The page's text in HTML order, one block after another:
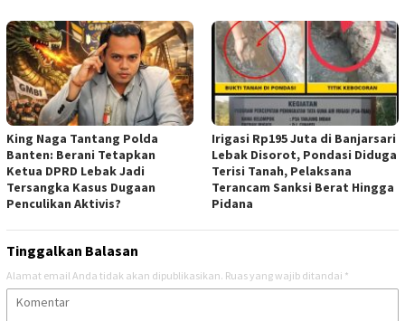
‎King Naga Tantang Polda
Banten: Berani Tetapkan
Ketua DPRD Lebak Jadi
Tersangka Kasus Dugaan
Penculikan Aktivis? ‎
Irigasi Rp195 Juta di Banjarsari
Lebak Disorot, Pondasi Diduga
Terisi Tanah, Pelaksana
Terancam Sanksi Berat Hingga
Pidana
Tinggalkan Balasan
Alamat email Anda tidak akan dipublikasikan. Ruas yang wajib ditandai *